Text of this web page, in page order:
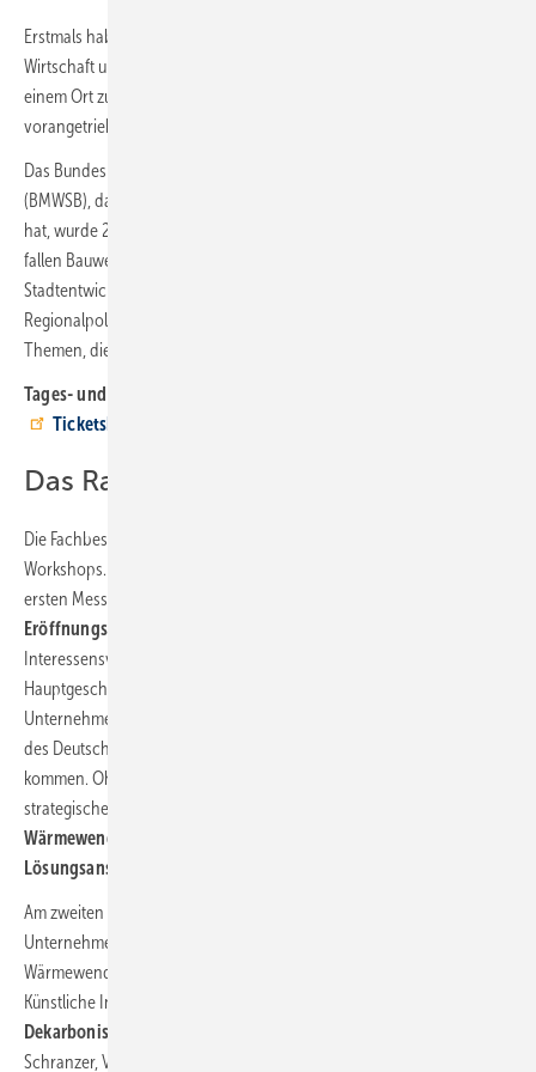
Erstmals haben Akteure aus Kommunen, Stadtwerken, Politik,
Wirtschaft und Wissenschaft hier die Möglichkeit, gemeinsam an
einem Ort zu erörtern, wie die Energiewende im Wärmesektor
vorangetrieben werden kann.
Das Bundesministerium für Wohnen, Stadtentwicklung und Bauwesen
(BMWSB), das die Schirmherrschaft für das neue Format übernommen
hat, wurde 2021 gegründet. Unter die Zuständigkeit des Ministeriums
fallen Bauwesen, Bauwirtschaft, Bundesbauten, Stadtentwicklung und
Stadtentwicklungsprogramme, Wohnen, Raumordnung,
Regionalpolitik sowie Landesplanung – und damit nahezu alle
Themen, die auf der neuen Messe präsent sind.
Tages- und Dauerkarten für die HEATEXPO 2024 gibts im
Ticketshop
Das Rahmenprogramm
Die Fachbesucher erwarten vor Ort u.a. Vorträge, Panels und
Workshops. BMWSB-Staatssekretär Dr. Rolf Bösinger eröffnet den
ersten Messetag mit einem Impulsvortrag, gefolgt vom
Eröffnungspanel „Wärmewende konkret“
Interessensverbänden wie bspw. Ingbert Liebing,
Hauptgeschäftsführer des ideellen Trägers Verband kommunaler
Unternehmen (VKU), und Dr. Gerd Landsberg, Hauptgeschäftsführer
des Deutschen Städte- und Gemeindebundes (DStGB), zu Wort
kommen. Ohnehin steht der erste Messetag ganz im politischen und
strategischen Fokus, z.B. mit Vorträgen wie
Wärmewende in der Wohnungswirtschaft - mögliche
Lösungsansätze?“
Am zweiten Messetag stehen vor allem die ausstellenden
Unternehmen auf der Bühne, die hier ihre Lösungen für die
Wärmewende, Dekarbonisierung, Wärmepumpen oder auch
Künstliche Intelligenz vorstellen. Am
Dekarbonisierung und Transformation“
Schranzer, Verkaufsleiter bei HoSt Bio-Energie, mit einem informativen